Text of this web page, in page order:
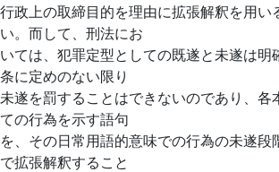
行政上の取締目的を理由に拡張解釈を用い
い。而して、刑法にお
いては、犯罪定型としての既遂と未遂は明
条に定めのない限り
未遂を罰することはできないのであり、各
ての行為を示す語句
を、その日常用語的意味での行為の未遂段
で拡張解釈すること